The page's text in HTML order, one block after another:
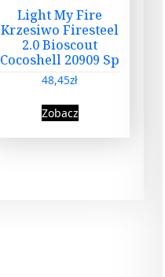
Light My Fire
Krzesiwo Firesteel
2.0 Bioscout
Cocoshell 20909 Sp
48,45zł
Zobacz